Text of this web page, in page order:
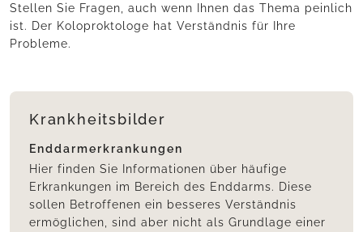
Stellen Sie Fragen, auch wenn Ihnen das Thema peinlich
ist. Der Koloproktologe hat Verständnis für Ihre
Probleme.
Krankheitsbilder
Enddarmerkrankungen
Hier finden Sie Informationen über häufige
Erkrankungen im Bereich des Enddarms. Diese
sollen Betroffenen ein besseres Verständnis
ermöglichen, sind aber nicht als Grundlage einer